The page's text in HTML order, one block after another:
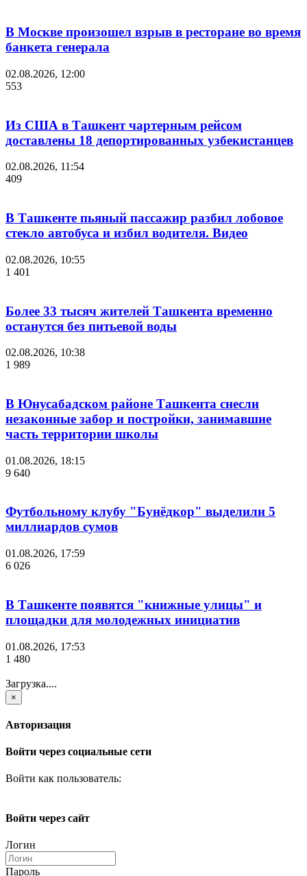
В Москве произошел взрыв в ресторане во время
банкета генерала
02.08.2026, 12:00
553
Из США в Ташкент чартерным рейсом
доставлены 18 депортированных узбекистанцев
02.08.2026, 11:54
409
В Ташкенте пьяный пассажир разбил лобовое
стекло автобуса и избил водителя. Видео
02.08.2026, 10:55
1 401
Более 33 тысяч жителей Ташкента временно
останутся без питьевой воды
02.08.2026, 10:38
1 989
В Юнусабадском районе Ташкента снесли
незаконные забор и постройки, занимавшие
часть территории школы
01.08.2026, 18:15
9 640
Футбольному клубу "Бунёдкор" выделили 5
миллиардов сумов
01.08.2026, 17:59
6 026
В Ташкенте появятся "книжные улицы" и
площадки для молодежных инициатив
01.08.2026, 17:53
1 480
Загрузка....
×
Авторизация
Войти через социальные сети
Войти как пользователь:
Войти через сайт
Логин
Пароль